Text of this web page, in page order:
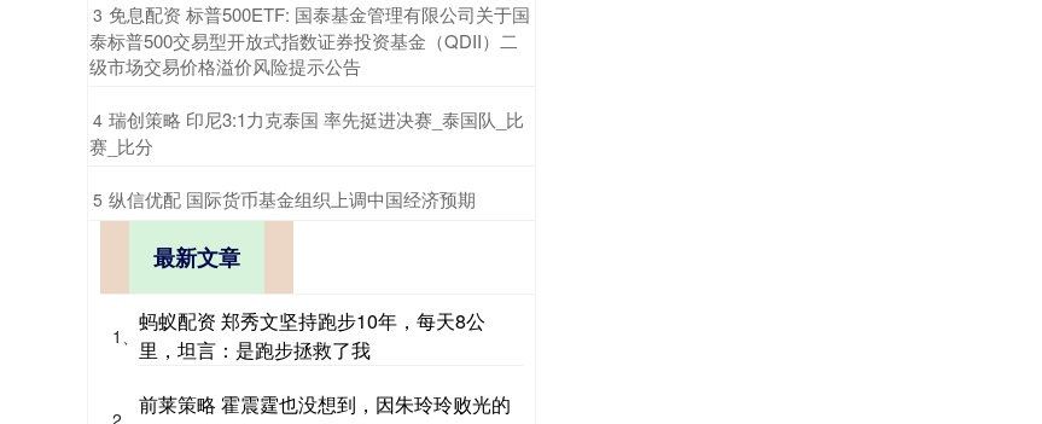
3 ​免息配资 标普500ETF: 国泰基金管理有限公司关于国
泰标普500交易型开放式指数证券投资基金（QDII）二
级市场交易价格溢价风险提示公告
4 ​瑞创策略 印尼3:1力克泰国 率先挺进决赛_泰国队_比
赛_比分
5 ​纵信优配 国际货币基金组织上调中国经济预期
最新文章
1、
蚂蚁配资 郑秀文坚持跑步10年，每天8公
里，坦言：是跑步拯救了我
2、
前莱策略 霍震霆也没想到，因朱玲玲败光的